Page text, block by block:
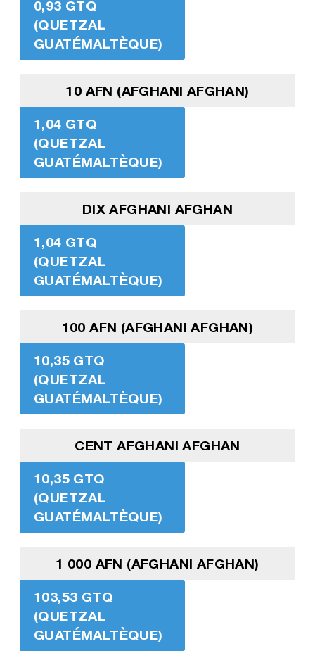
0,93 GTQ
(QUETZAL
GUATÉMALTÈQUE)
10 AFN (AFGHANI AFGHAN)
1,04 GTQ
(QUETZAL
GUATÉMALTÈQUE)
DIX AFGHANI AFGHAN
1,04 GTQ
(QUETZAL
GUATÉMALTÈQUE)
100 AFN (AFGHANI AFGHAN)
10,35 GTQ
(QUETZAL
GUATÉMALTÈQUE)
CENT AFGHANI AFGHAN
10,35 GTQ
(QUETZAL
GUATÉMALTÈQUE)
1 000 AFN (AFGHANI AFGHAN)
103,53 GTQ
(QUETZAL
GUATÉMALTÈQUE)